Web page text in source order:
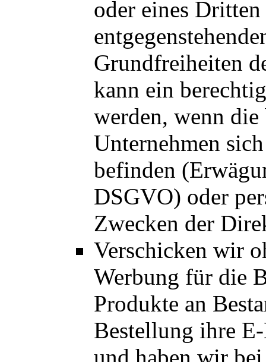
oder eines
Grundfreiheiten
kann ein
werden, wenn die
Unternehmen
befinden
DSGVO) oder
Zwecken der
Verschicken wir
Werbung für die
Produkte an
Bestellung ihre
und haben wir